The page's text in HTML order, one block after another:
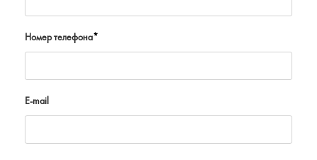
Номер телефона*
E-mail